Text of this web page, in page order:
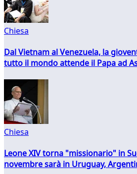
Chiesa
Dal Vietnam al Venezuela, la
tutto il mondo attende il Papa ad
Chiesa
Leone XIV torna "missionario" in
novembre sarà in Uruguay,